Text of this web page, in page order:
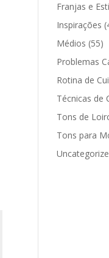
Franjas e
Inspirações
Médios (55)
Problemas
Rotina de
Técnicas de
Tons de
Tons para